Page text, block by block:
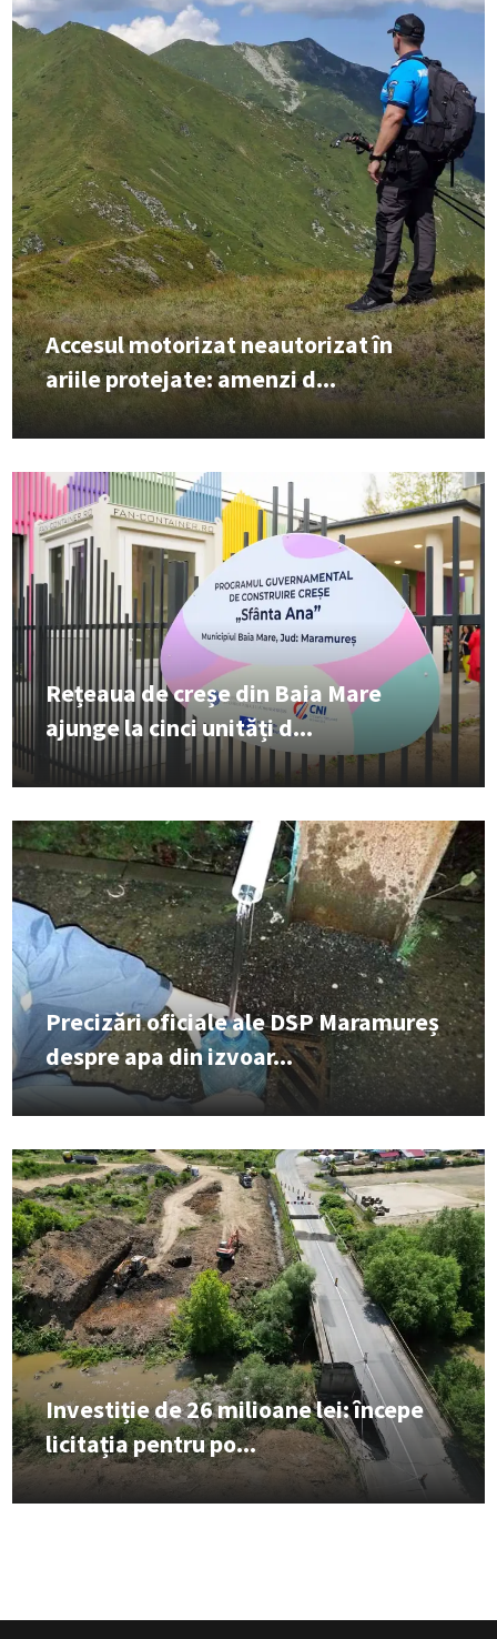
Accesul motorizat neautorizat în
ariile protejate: amenzi d...
Rețeaua de creșe din Baia Mare
ajunge la cinci unități d...
Precizări oficiale ale DSP Maramureș
despre apa din izvoar...
Investiție de 26 milioane lei: începe
licitația pentru po...